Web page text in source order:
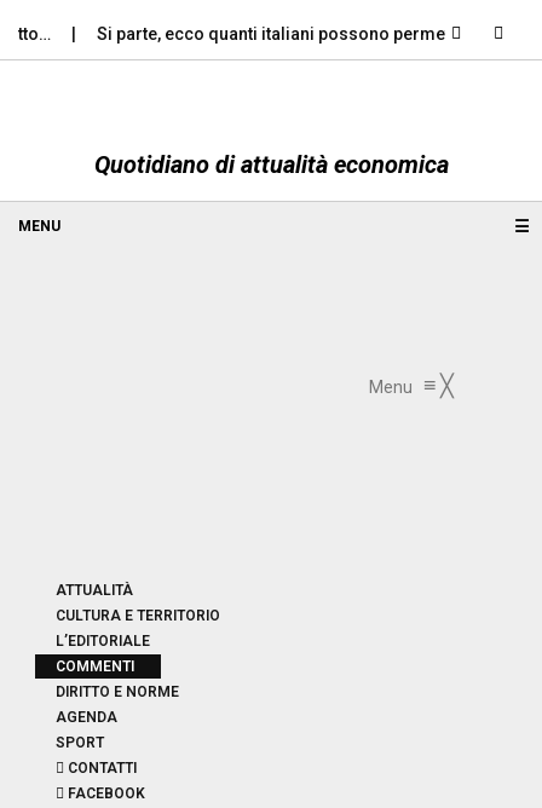
Si parte, ecco quanti italiani possono permettersi le…
Quotidiano di attualità economica
Menu ≡ ╳
ATTUALITÀ
CULTURA E TERRITORIO
L’EDITORIALE
COMMENTI
DIRITTO E NORME
AGENDA
SPORT
CONTATTI
FACEBOOK
☰